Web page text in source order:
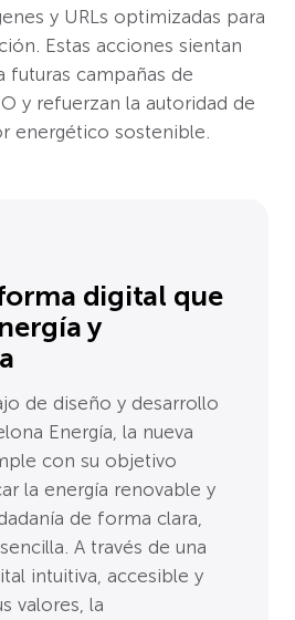
y URLs optimizadas para
Estas acciones sientan
futuras campañas de
y refuerzan la autoridad de
energético sostenible.
digital que
y
de diseño y desarrollo
Energía, la nueva
con su objetivo
la energía renovable y
de forma clara,
A través de una
intuitiva, accesible y
valores, la